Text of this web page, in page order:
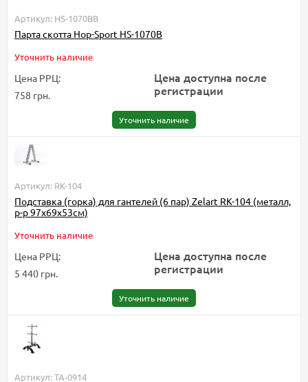
Артикул: HS-1070BB
Парта скотта Hop-Sport HS-1070B
Уточнить наличие
Цена РРЦ:
758 грн.
Цена доступна после
регистрации
Уточнить наличие
Артикул: RK-104
Подставка (горка) для гантелей (6 пар) Zelart RK-104 (металл,
р-р 97x69x53см)
Уточнить наличие
Цена РРЦ:
5 440 грн.
Цена доступна после
регистрации
Уточнить наличие
Артикул: TA-0914